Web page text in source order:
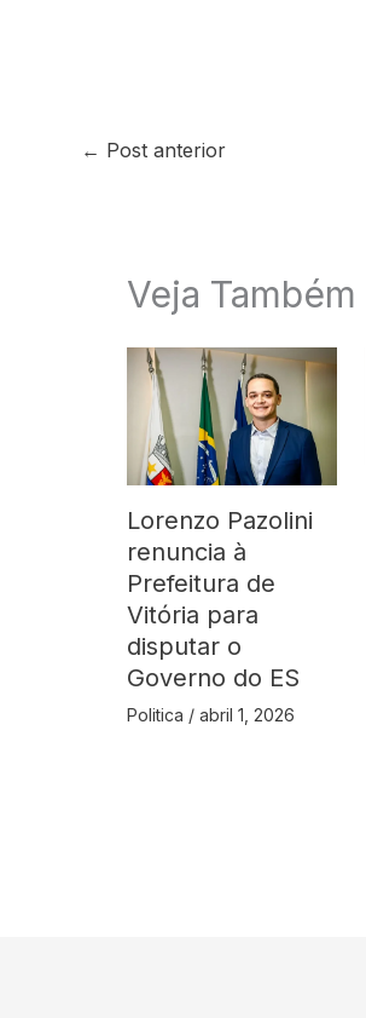
← Post anterior
Veja Também
Lorenzo Pazolini
renuncia à
Prefeitura de
Vitória para
disputar o
Governo do ES
Politica / abril 1, 2026